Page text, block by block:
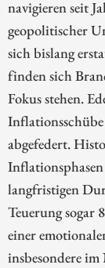
navigieren seit
geopolitischer
sich bislang
finden sich
Fokus stehen.
abgefedert.
langfristigen
Teuerung sogar
einer
insbesondere